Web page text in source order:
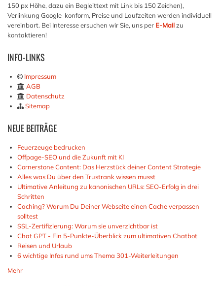
150 px Höhe, dazu ein Begleittext mit Link bis 150 Zeichen),
Verlinkung Google-konform, Preise und Laufzeiten werden individuell
vereinbart. Bei Interesse ersuchen wir Sie, uns per E-Mailzu
kontaktieren!
INFO-LINKS
Impressum
AGB
Datenschutz
Sitemap
NEUEBEITRÄGE
Feuerzeuge bedrucken
Offpage-SEO und die Zukunft mit KI
Cornerstone Content: Das Herzstück deiner Content Strategie
Alles was Du über den Trustrank wissen musst
Ultimative Anleitung zu kanonischen URLs: SEO-Erfolg in drei
Schritten
Caching? Warum Du Deiner Webseite einen Cache verpassen
solltest
SSL-Zertifizierung: Warum sie unverzichtbar ist
Chat GPT - Ein 5-Punkte-Überblick zum ultimativen Chatbot
Reisen und Urlaub
6 wichtige Infos rund ums Thema 301-Weiterleitungen
Mehr